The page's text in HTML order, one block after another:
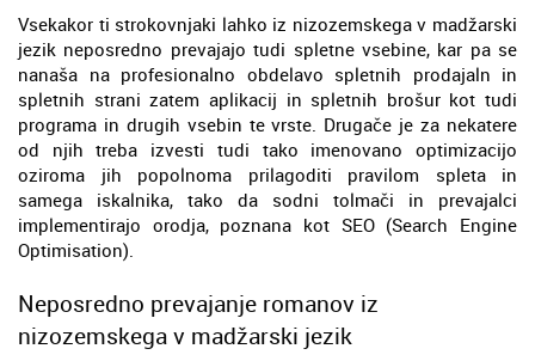
Vsekakor ti strokovnjaki lahko iz nizozemskega v madžarski
jezik neposredno prevajajo tudi spletne vsebine, kar pa se
nanaša na profesionalno obdelavo spletnih prodajaln in
spletnih strani zatem aplikacij in spletnih brošur kot tudi
programa in drugih vsebin te vrste. Drugače je za nekatere
od njih treba izvesti tudi tako imenovano optimizacijo
oziroma jih popolnoma prilagoditi pravilom spleta in
samega iskalnika, tako da sodni tolmači in prevajalci
implementirajo orodja, poznana kot SEO (Search Engine
Optimisation).
Neposredno prevajanje romanov iz
nizozemskega v madžarski jezik